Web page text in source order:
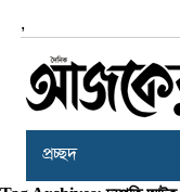
,
প্রচ্ছদ